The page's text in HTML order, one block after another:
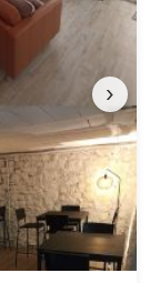
›